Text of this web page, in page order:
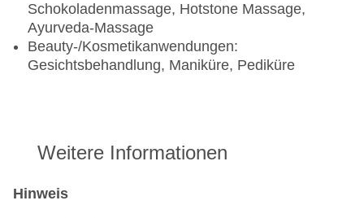
Schokoladenmassage, Hotstone Massage,
Ayurveda-Massage
Beauty-/Kosmetikanwendungen:
Gesichtsbehandlung, Maniküre, Pediküre
Weitere Informationen
Hinweis